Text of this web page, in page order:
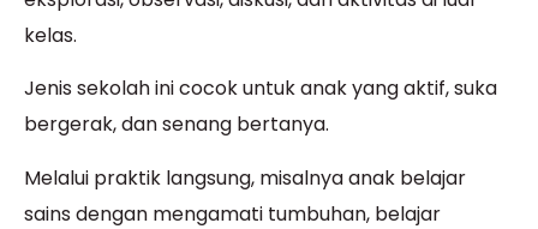
kelas.
Jenis sekolah ini cocok untuk anak yang aktif, suka
bergerak, dan senang bertanya.
Melalui praktik langsung, misalnya anak belajar
sains dengan mengamati tumbuhan, belajar